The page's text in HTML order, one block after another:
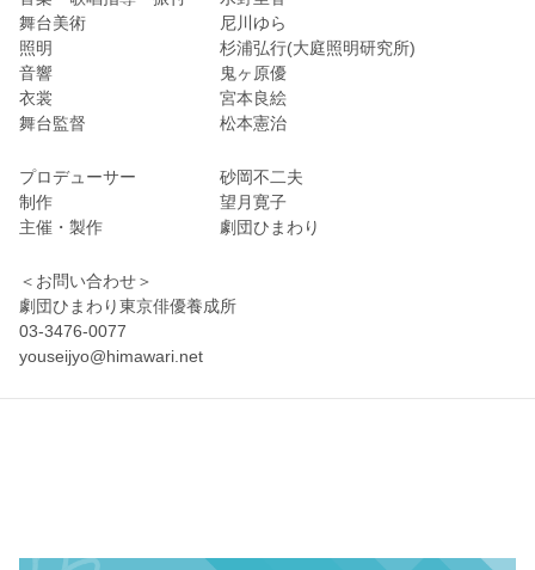
舞台美術 尼川ゆら
照明 杉浦弘行(大庭照明研究所)
音響 鬼ヶ原優
衣裳 宮本良絵
舞台監督 松本憲治
プロデューサー 砂岡不二夫
制作 望月寛子
主催・製作 劇団ひまわり
＜お問い合わせ＞
劇団ひまわり東京俳優養成所
03-3476-0077
youseijyo@himawari.net